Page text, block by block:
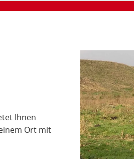
Ihnen
Ort mit